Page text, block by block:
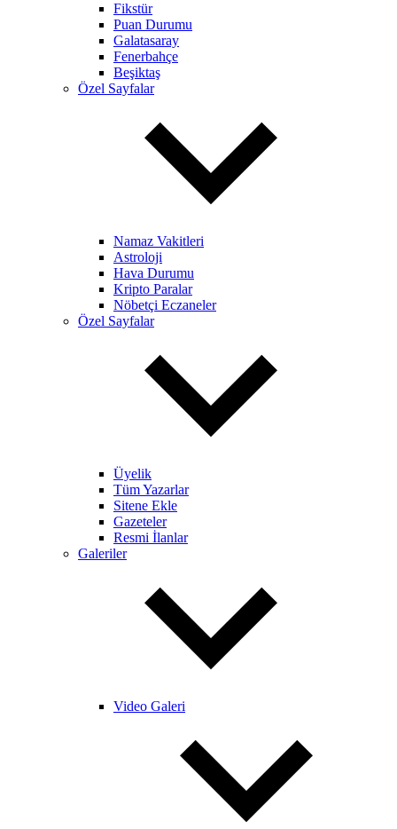
Fikstür
Puan Durumu
Galatasaray
Fenerbahçe
Beşiktaş
Özel Sayfalar
Namaz Vakitleri
Astroloji
Hava Durumu
Kripto Paralar
Nöbetçi Eczaneler
Özel Sayfalar
Üyelik
Tüm Yazarlar
Sitene Ekle
Gazeteler
Resmi İlanlar
Galeriler
Video Galeri